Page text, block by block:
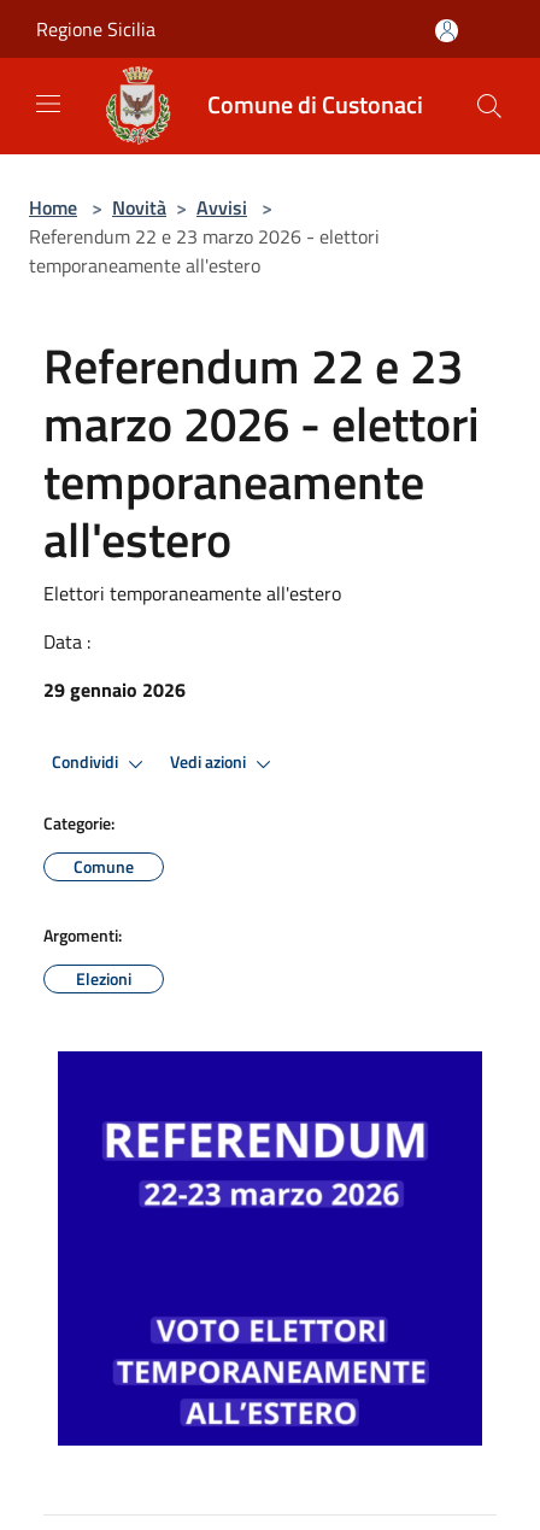
Regione Sicilia
Comune di Custonaci
Home > Novità > Avvisi >
Referendum 22 e 23 marzo 2026 - elettori
temporaneamente all'estero
Referendum 22 e 23
marzo 2026 - elettori
temporaneamente
all'estero
Elettori temporaneamente all'estero
Data :
29 gennaio 2026
Condividi Vedi azioni
Categorie:
Comune
Argomenti:
Elezioni